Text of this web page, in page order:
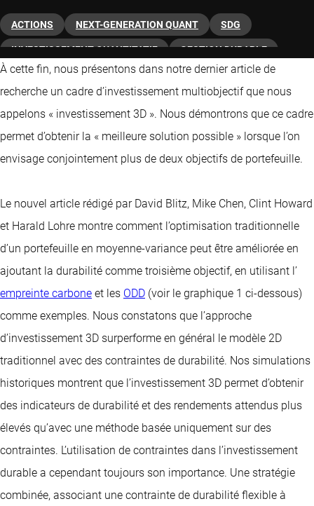
ACTIONS NEXT-GENERATION QUANT SDG
INVESTISSEMENT QUANTITATIF GESTION DURABLE
À cette fin, nous présentons dans notre dernier article de
recherche un cadre d’investissement multiobjectif que nous
appelons « investissement 3D ». Nous démontrons que ce cadre
permet d’obtenir la « meilleure solution possible » lorsque l’on
envisage conjointement plus de deux objectifs de portefeuille.
Le nouvel article rédigé par David Blitz, Mike Chen, Clint Howard
et Harald Lohre montre comment l’optimisation traditionnelle
d’un portefeuille en moyenne-variance peut être améliorée en
ajoutant la durabilité comme troisième objectif, en utilisant l’
empreinte carbone et les ODD (voir le graphique 1 ci-dessous)
comme exemples. Nous constatons que l’approche
d’investissement 3D surperforme en général le modèle 2D
traditionnel avec des contraintes de durabilité. Nos simulations
historiques montrent que l’investissement 3D permet d’obtenir
des indicateurs de durabilité et des rendements attendus plus
élevés qu’avec une méthode basée uniquement sur des
contraintes. L’utilisation de contraintes dans l’investissement
durable a cependant toujours son importance. Une stratégie
combinée, associant une contrainte de durabilité flexible à